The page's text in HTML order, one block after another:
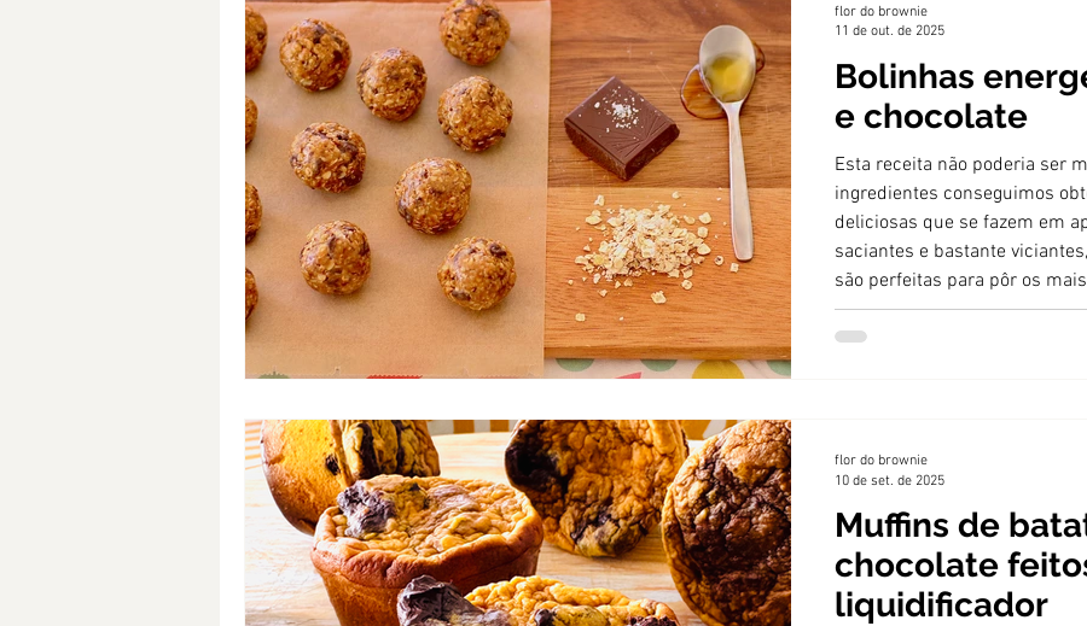
Bolinhas
e chocolate
Esta receita não poderia ser
ingredientes conseguimos
deliciosas que se fazem em
saciantes e bastante
são perfeitas para pôr os
mãos na massa!
flor do brownie
11 de out. de 2025
Muffins de
chocolate
liquidificador
flor do brownie
10 de set. de 2025